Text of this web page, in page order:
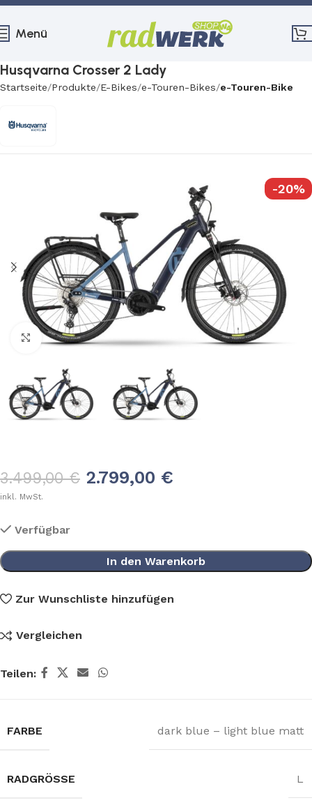
Menü
Husqvarna Crosser 2 Lady
Startseite Produkte E-Bikes e-Touren-Bikes e-Touren-Bike
-20%
Klick zum Vergrößern
3.499,00€ 2.799,00 €
inkl. MwSt.
Verfügbar
In den Warenkorb
Zur Wunschliste hinzufügen
Vergleichen
Teilen:
FARBE dark blue – light blue matt
RADGRÖSSE L